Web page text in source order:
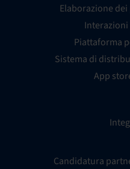
Elaborazione
Piattaforma
Sistema di
App
Candidatura